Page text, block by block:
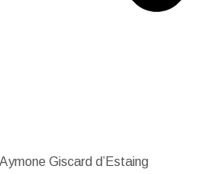
Giscard d’Estaing